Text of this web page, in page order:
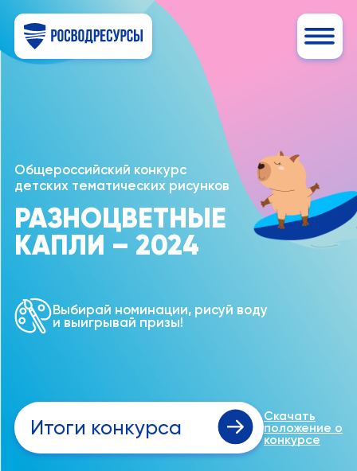
Общероссийский конкурс
детских тематических рисунков
РАЗНОЦВЕТНЫЕ
КАПЛИ – 2024
Выбирай номинации, рисуй воду
и выигрывай призы!
Итоги конкурса
Скачать
положение о
конкурсе